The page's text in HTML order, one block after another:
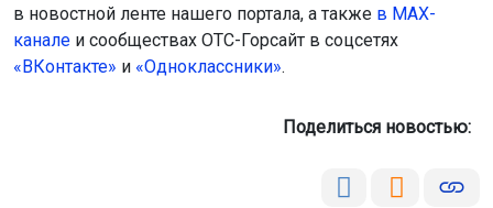
в новостной ленте нашего портала, а также в МАХ-
канале и сообществах ОТС-Горсайт в соцсетях
«ВКонтакте» и «Одноклассники».
Поделиться новостью: